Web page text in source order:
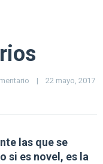
|
las que se
si es novel, es la